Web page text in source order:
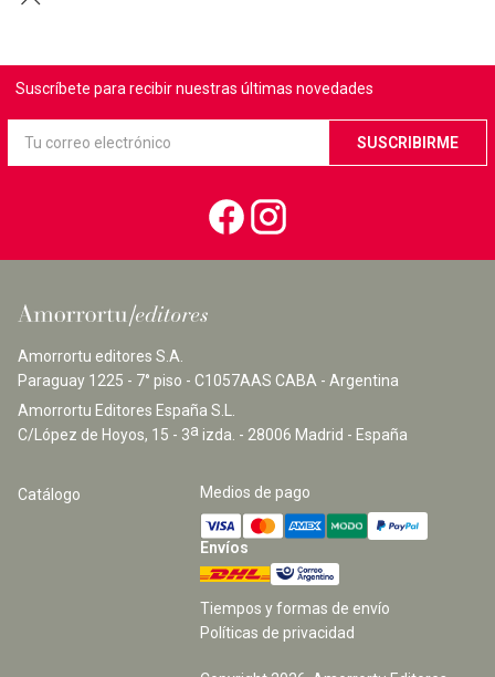
Suscríbete para recibir nuestras últimas novedades
Amorrortu editores S.A.
Paraguay 1225 - 7° piso - C1057AAS CABA - Argentina
Amorrortu Editores España S.L.
C/López de Hoyos, 15 - 3a izda. - 28006 Madrid - España
Catálogo Medios de pago
Envíos
Tiempos y formas de envío
Políticas de privacidad